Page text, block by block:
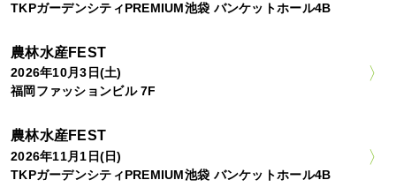
TKPガーデンシティPREMIUM池袋 バンケットホール4B
農林水産FEST
2026年10月3日(土)
福岡ファッションビル 7F
農林水産FEST
2026年11月1日(日)
TKPガーデンシティPREMIUM池袋 バンケットホール4B